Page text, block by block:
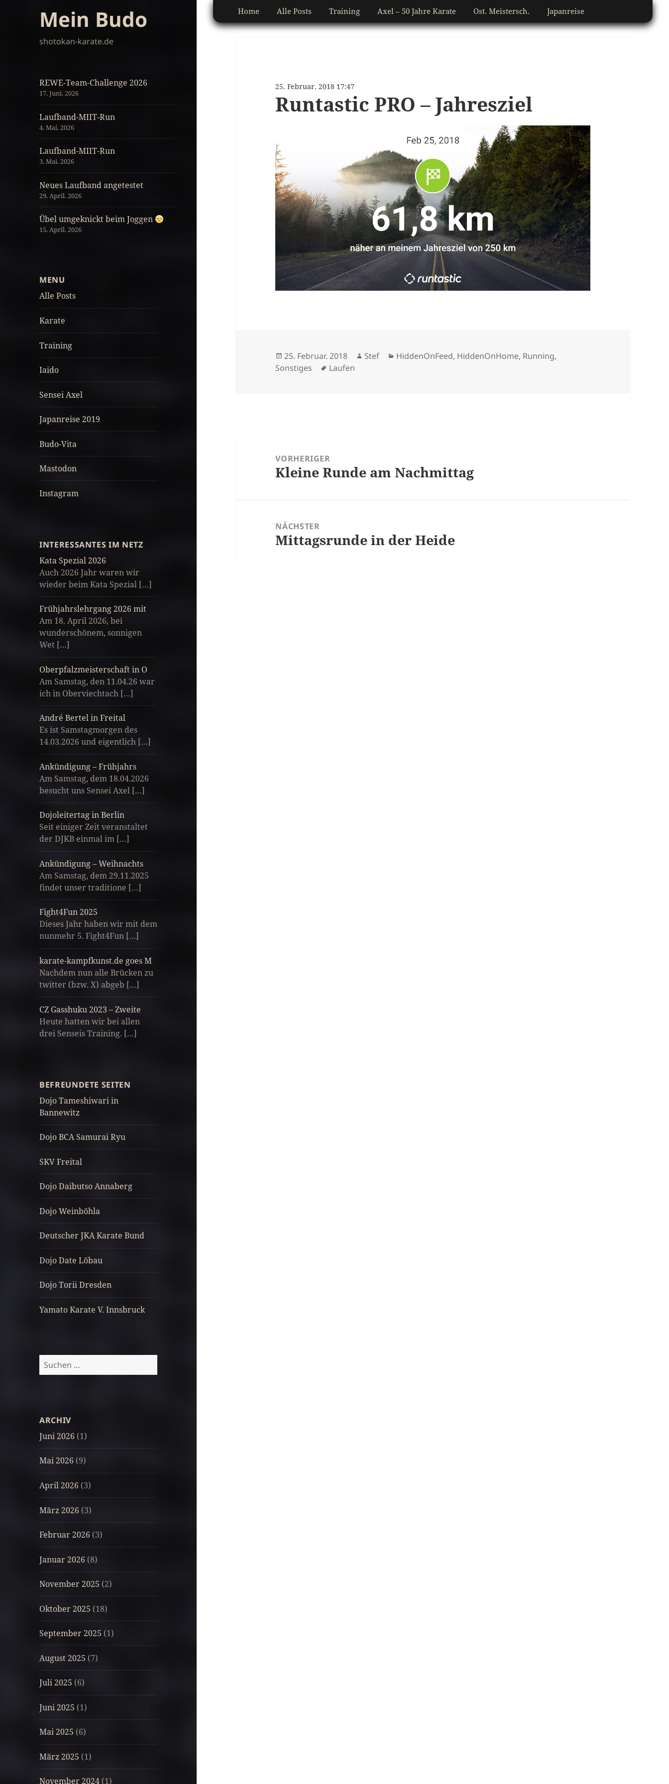
Mein Budo
shotokan-karate.de
REWE-Team-Challenge 2026
17. Juni. 2026
Laufband-MIIT-Run
4. Mai. 2026
Laufband-MIIT-Run
3. Mai. 2026
Neues Laufband angetestet
29. April. 2026
Übel umgeknickt beim Joggen
15. April. 2026
MENU
Alle Posts
Karate
Training
Iaido
Sensei Axel
Japanreise 2019
Budo-Vita
Mastodon
Instagram
INTERESSANTES IM NETZ
Kata Spezial 2026
Auch 2026 Jahr waren wir
wieder beim Kata Spezial […]
Frühjahrslehrgang 2026 mit
Am 18. April 2026, bei
wunderschönem, sonnigen
Wet […]
Oberpfalzmeisterschaft in O
Am Samstag, den 11.04.26 war
ich in Oberviechtach […]
André Bertel in Freital
Es ist Samstagmorgen des
14.03.2026 und eigentlich […]
Ankündigung – Frühjahrs
Am Samstag, dem 18.04.2026
besucht uns Sensei Axel […]
Dojoleitertag in Berlin
Seit einiger Zeit veranstaltet
der DJKB einmal im […]
Ankündigung – Weihnachts
Am Samstag, dem 29.11.2025
findet unser traditione […]
Fight4Fun 2025
Dieses Jahr haben wir mit dem
nunmehr 5. Fight4Fun […]
karate-kampfkunst.de goes M
Nachdem nun alle Brücken zu
twitter (bzw. X) abgeb […]
CZ Gasshuku 2023 – Zweite
Heute hatten wir bei allen
drei Senseis Training. […]
BEFREUNDETE SEITEN
Dojo Tameshiwari in
Bannewitz
Dojo BCA Samurai Ryu
SKV Freital
Dojo Daibutso Annaberg
Dojo Weinböhla
Deutscher JKA Karate Bund
Dojo Date Löbau
Dojo Torii Dresden
Yamato Karate V. Innsbruck
Suchen
nach:
ARCHIV
Juni 2026 (1)
Mai 2026 (9)
April 2026 (3)
März 2026 (3)
Februar 2026 (3)
Januar 2026 (8)
November 2025 (2)
Oktober 2025 (18)
September 2025 (1)
August 2025 (7)
Juli 2025 (6)
Juni 2025 (1)
Mai 2025 (6)
März 2025 (1)
November 2024 (1)
Home Alle Posts Training Axel – 50 Jahre Karate Ost. Meistersch. Japanreise
25. Februar. 2018 17:47
Runtastic PRO – Jahresziel
Veröffentlicht
am
25. Februar. 2018 Autor
Stef Kategorien
HiddenOnFeed, HiddenOnHome, Running,
Sonstiges
Schlagwörter
Laufen
VORHERIGER
Vorheriger
Kleine Runde am Nachmittag
NÄCHSTER
Nächster
Mittagsrunde in der Heide